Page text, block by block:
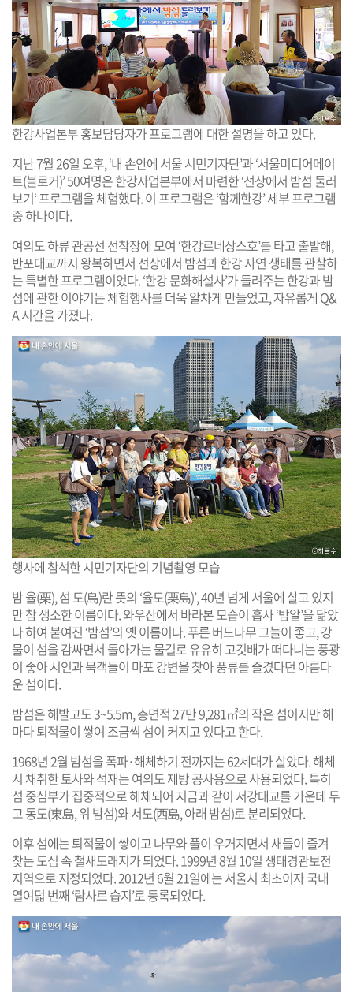
한강사업본부 홍보담당자가 프로그램에 대한 설명을 하고 있다.
지난 7월 26일 오후, ‘내 손안에 서울 시민기자단’과 ‘서울미디어메이
트(블로거)’ 50여명은 한강사업본부에서 마련한 ‘선상에서 밤섬 둘러
보기‘ 프로그램을 체험했다. 이 프로그램은 ‘함께한강’ 세부 프로그램
중 하나이다.
여의도 하류 관공선 선착장에 모여 ‘한강르네상스호’를 타고 출발해,
반포대교까지 왕복하면서 선상에서 밤섬과 한강 자연 생태를 관찰하
는 특별한 프로그램이었다. ‘한강 문화해설사’가 들려주는 한강과 밤
섬에 관한 이야기는 체험행사를 더욱 알차게 만들었고, 자유롭게 Q&
A 시간을 가졌다.
행사에 참석한 시민기자단의 기념촬영 모습
밤 율(栗), 섬 도(島)란 뜻의 ‘율도(栗島)’, 40년 넘게 서울에 살고 있지
만 참 생소한 이름이다. 와우산에서 바라본 모습이 흡사 ‘밤알’을 닮았
다 하여 붙여진 ‘밤섬’의 옛 이름이다. 푸른 버드나무 그늘이 좋고, 강
물이 섬을 감싸면서 돌아가는 물길로 유유히 고깃배가 떠다니는 풍광
이 좋아 시인과 묵객들이 마포 강변을 찾아 풍류를 즐겼다던 아름다
운 섬이다.
밤섬은 해발고도 3~5.5m, 총면적 27만 9,281㎡의 작은 섬이지만 해
마다 퇴적물이 쌓여 조금씩 섬이 커지고 있다고 한다.
1968년 2월 밤섬을 폭파·해체하기 전까지는 62세대가 살았다. 해체
시 채취한 토사와 석재는 여의도 제방 공사용으로 사용되었다. 특히
섬 중심부가 집중적으로 해체되어 지금과 같이 서강대교를 가운데 두
고 동도(東島, 위 밤섬)와 서도(西島, 아래 밤섬)로 분리되었다.
이후 섬에는 퇴적물이 쌓이고 나무와 풀이 우거지면서 새들이 즐겨
찾는 도심 속 철새도래지가 되었다. 1999년 8월 10일 생태경관보전
지역으로 지정되었다. 2012년 6월 21일에는 서울시 최초이자 국내
열여덟 번째 ‘람사르 습지’로 등록되었다.